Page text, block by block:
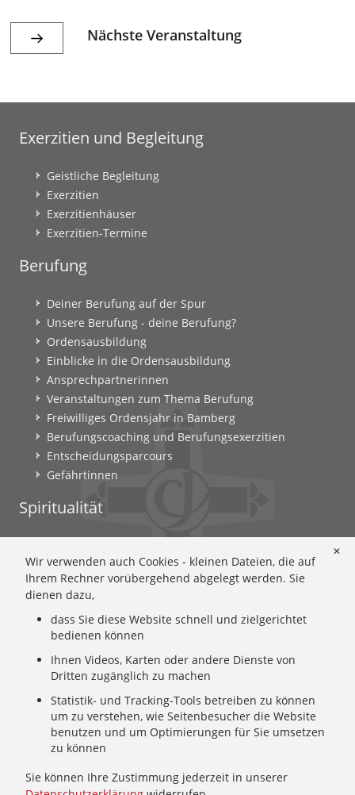
Nächste Veranstaltung
Exerzitien und Begleitung
Geistliche Begleitung
Exerzitien
Exerzitienhäuser
Exerzitien-Termine
Berufung
Deiner Berufung auf der Spur
Unsere Berufung - deine Berufung?
Ordensausbildung
Einblicke in die Ordensausbildung
Ansprechpartnerinnen
Veranstaltungen zum Thema Berufung
Freiwilliges Ordensjahr in Bamberg
Berufungscoaching und Berufungsexerzitien
Entscheidungsparcours
Gefährtinnen
Spiritualität
Ignatianisch beten: Wie geht das? Eine Anleitung
Ignatianisch und weiblich: Mary Wards Spiritualität
Mary-Ward: Geschichte und Texte im Überblick
Mary Ward 400: Mary Wards erster Weg nach Rom
Spirituelle Impulse
Zeitschrift: Spiritualität konkret
Gemeinschaft
Wer wir sind: Ignatianisch - Weiblich - CJ
Wie wir leben: Unsere Sendung
Wer uns führt: Unsere Ordensleitung
✕
Wir verwenden auch Cookies - kleinen Dateien, die auf
Ihrem Rechner vorübergehend abgelegt werden. Sie
dienen dazu,
dass Sie diese Website schnell und zielgerichtet
bedienen können
Ihnen Videos, Karten oder andere Dienste von
Dritten zugänglich zu machen
Statistik- und Tracking-Tools betreiben zu können
um zu verstehen, wie Seitenbesucher die Website
benutzen und um Optimierungen für Sie umsetzen
zu können
Sie können Ihre Zustimmung jederzeit in unserer